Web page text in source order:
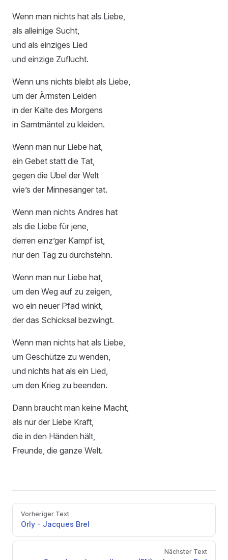
Wenn man nichts hat als Liebe,
als alleinige Sucht,
und als einziges Lied
und einzige Zuflucht.
Wenn uns nichts bleibt als Liebe,
um der Ärmsten Leiden
in der Kälte des Morgens
in Samtmäntel zu kleiden.
Wenn man nur Liebe hat,
ein Gebet statt die Tat,
gegen die Übel der Welt
wie’s der Minnesänger tat.
Wenn man nichts Andres hat
als die Liebe für jene,
derren einz’ger Kampf ist,
nur den Tag zu durchstehn.
Wenn man nur Liebe hat,
um den Weg auf zu zeigen,
wo ein neuer Pfad winkt,
der das Schicksal bezwingt.
Wenn man nichts hat als Liebe,
um Geschütze zu wenden,
und nichts hat als ein Lied,
um den Krieg zu beenden.
Dann braucht man keine Macht,
als nur der Liebe Kraft,
die in den Händen hält,
Freunde, die ganze Welt.
PagerVorheriger Text
Orly - Jacques Brel
Nächster Text